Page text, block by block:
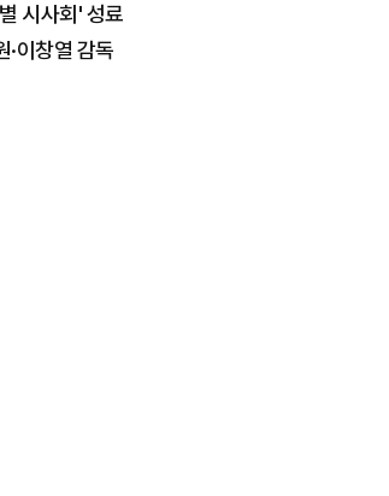
시사회' 성료
·이창열 감독